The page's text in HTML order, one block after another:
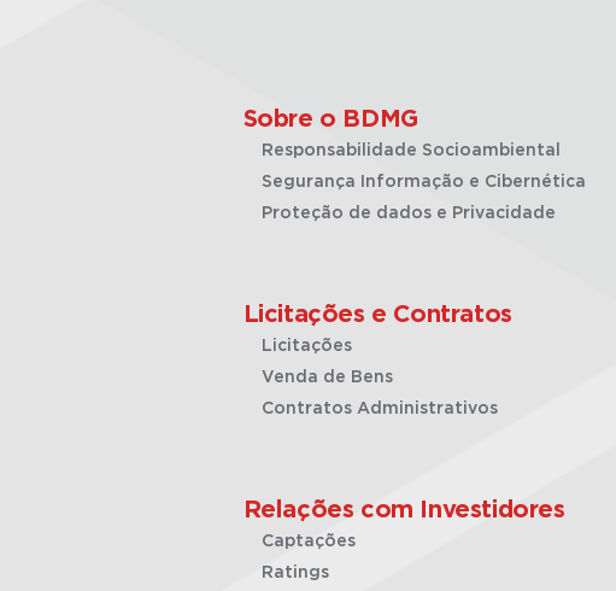
Sobre o BDMG
Responsabilidade Socioambiental
Segurança Informação e Cibernética
Proteção de dados e Privacidade
Licitações e Contratos
Licitações
Venda de Bens
Contratos Administrativos
Relações com Investidores
Captações
Ratings